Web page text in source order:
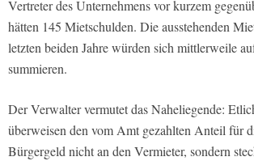
Vertreter des Unternehmens vor kurzem
hätten 145 Mietschulden. Die ausstehenden
letzten beiden Jahre würden sich mittlerweile
summieren.
Der Verwalter vermutet das Naheliegende:
überweisen den vom Amt gezahlten Anteil für
Bürgergeld nicht an den Vermieter, sondern